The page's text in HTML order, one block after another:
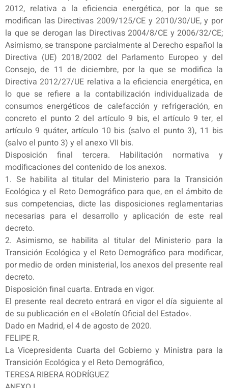
2012, relativa a la eficiencia energética, por la que se
modifican las Directivas 2009/125/CE y 2010/30/UE, y por
la que se derogan las Directivas 2004/8/CE y 2006/32/CE;
Asimismo, se transpone parcialmente al Derecho español la
Directiva (UE) 2018/2002 del Parlamento Europeo y del
Consejo, de 11 de diciembre, por la que se modifica la
Directiva 2012/27/UE relativa a la eficiencia energética, en
lo que se refiere a la contabilización individualizada de
consumos energéticos de calefacción y refrigeración, en
concreto el punto 2 del artículo 9 bis, el artículo 9 ter, el
artículo 9 quáter, artículo 10 bis (salvo el punto 3), 11 bis
(salvo el punto 3) y el anexo VII bis.
Disposición final tercera. Habilitación normativa y
modificaciones del contenido de los anexos.
1. Se habilita al titular del Ministerio para la Transición
Ecológica y el Reto Demográfico para que, en el ámbito de
sus competencias, dicte las disposiciones reglamentarias
necesarias para el desarrollo y aplicación de este real
decreto.
2. Asimismo, se habilita al titular del Ministerio para la
Transición Ecológica y el Reto Demográfico para modificar,
por medio de orden ministerial, los anexos del presente real
decreto.
Disposición final cuarta. Entrada en vigor.
El presente real decreto entrará en vigor el día siguiente al
de su publicación en el «Boletín Oficial del Estado».
Dado en Madrid, el 4 de agosto de 2020.
FELIPE R.
La Vicepresidenta Cuarta del Gobierno y Ministra para la
Transición Ecológica y el Reto Demográfico,
TERESA RIBERA RODRÍGUEZ